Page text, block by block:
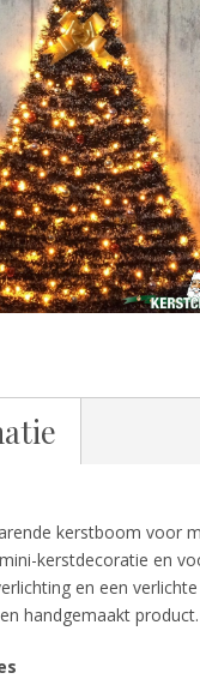
kerstboom voor
kerstdecoratie en
en een
handgemaakt product.